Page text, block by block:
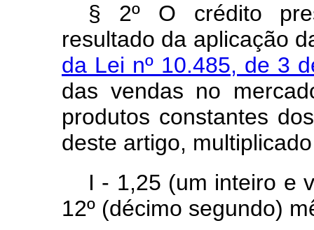
§ 2º O crédito
resultado da aplicação
da Lei nº 10.485, de 3
das vendas no
produtos constantes
deste artigo,
I - 1,25 (um inteiro e
12º (décimo segundo)